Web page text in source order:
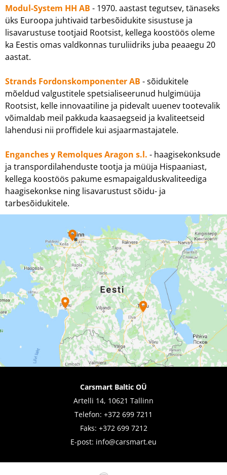
Modul-System HH AB - 1970. aastast tegutsev, tänaseks
üks Euroopa juhtivaid tarbesõidukite sisustuse ja
lisavarustuse tootjaid Rootsist, kellega koostöös oleme
ka Eestis omas valdkonnas turuliidriks juba peaaegu 20
aastat.
Strands Fordonskomponenter AB - sõidukitele
mõeldud valgustitele spetsialiseerunud hulgimüüja
Rootsist, kelle innovaatiline ja pidevalt uuenev tootevalik
võimaldab meil pakkuda kaasaegseid ja kvaliteetseid
lahendusi nii proffidele kui asjaarmastajatele.
Enganches y Remolques Aragon s.l. - haagisekonksude
ja transpordilahenduste tootja ja müüja Hispaaniast,
kellega koostöös pakume esmapaigalduskvaliteediga
haagisekonkse ning lisavarustust sõidu- ja
tarbesõidukitele.
Carsmart Baltic OÜ
Artelli 14, 10621 Tallinn
Telefon: +372 699 7211
Faks: +372 699 7212
E-post: info@carsmart.eu